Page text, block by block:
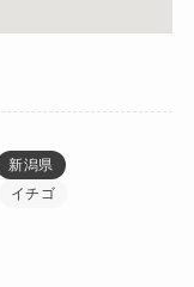
新潟県
イチゴ